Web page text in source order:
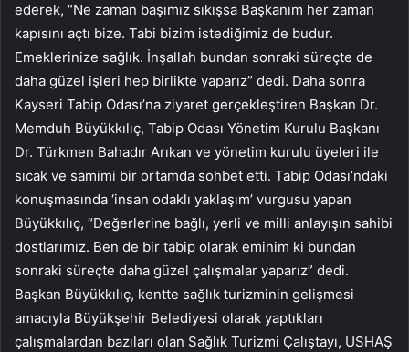
ederek, “Ne zaman başımız sıkışsa Başkanım her zaman
kapısını açtı bize. Tabi bizim istediğimiz de budur.
Emeklerinize sağlık. İnşallah bundan sonraki süreçte de
daha güzel işleri hep birlikte yaparız” dedi. Daha sonra
Kayseri Tabip Odası’na ziyaret gerçekleştiren Başkan Dr.
Memduh Büyükkılıç, Tabip Odası Yönetim Kurulu Başkanı
Dr. Türkmen Bahadır Arıkan ve yönetim kurulu üyeleri ile
sıcak ve samimi bir ortamda sohbet etti. Tabip Odası’ndaki
konuşmasında ‘insan odaklı yaklaşım’ vurgusu yapan
Büyükkılıç, “Değerlerine bağlı, yerli ve milli anlayışın sahibi
dostlarımız. Ben de bir tabip olarak eminim ki bundan
sonraki süreçte daha güzel çalışmalar yaparız” dedi.
Başkan Büyükkılıç, kentte sağlık turizminin gelişmesi
amacıyla Büyükşehir Belediyesi olarak yaptıkları
çalışmalardan bazıları olan Sağlık Turizmi Çalıştayı, USHAŞ